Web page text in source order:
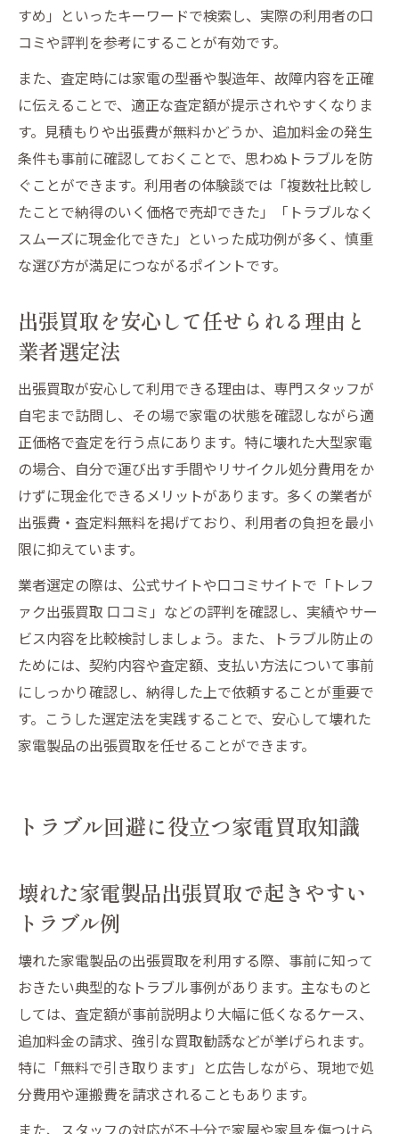
すめ」といったキーワードで検索し、実際の利用者の口
コミや評判を参考にすることが有効です。
また、査定時には家電の型番や製造年、故障内容を正確
に伝えることで、適正な査定額が提示されやすくなりま
す。見積もりや出張費が無料かどうか、追加料金の発生
条件も事前に確認しておくことで、思わぬトラブルを防
ぐことができます。利用者の体験談では「複数社比較し
たことで納得のいく価格で売却できた」「トラブルなく
スムーズに現金化できた」といった成功例が多く、慎重
な選び方が満足につながるポイントです。
出張買取を安心して任せられる理由と
業者選定法
出張買取が安心して利用できる理由は、専門スタッフが
自宅まで訪問し、その場で家電の状態を確認しながら適
正価格で査定を行う点にあります。特に壊れた大型家電
の場合、自分で運び出す手間やリサイクル処分費用をか
けずに現金化できるメリットがあります。多くの業者が
出張費・査定料無料を掲げており、利用者の負担を最小
限に抑えています。
業者選定の際は、公式サイトや口コミサイトで「トレフ
ァク出張買取 口コミ」などの評判を確認し、実績やサー
ビス内容を比較検討しましょう。また、トラブル防止の
ためには、契約内容や査定額、支払い方法について事前
にしっかり確認し、納得した上で依頼することが重要で
す。こうした選定法を実践することで、安心して壊れた
家電製品の出張買取を任せることができます。
トラブル回避に役立つ家電買取知識
壊れた家電製品出張買取で起きやすい
トラブル例
壊れた家電製品の出張買取を利用する際、事前に知って
おきたい典型的なトラブル事例があります。主なものと
しては、査定額が事前説明より大幅に低くなるケース、
追加料金の請求、強引な買取勧誘などが挙げられます。
特に「無料で引き取ります」と広告しながら、現地で処
分費用や運搬費を請求されることもあります。
また、スタッフの対応が不十分で家屋や家具を傷つけら